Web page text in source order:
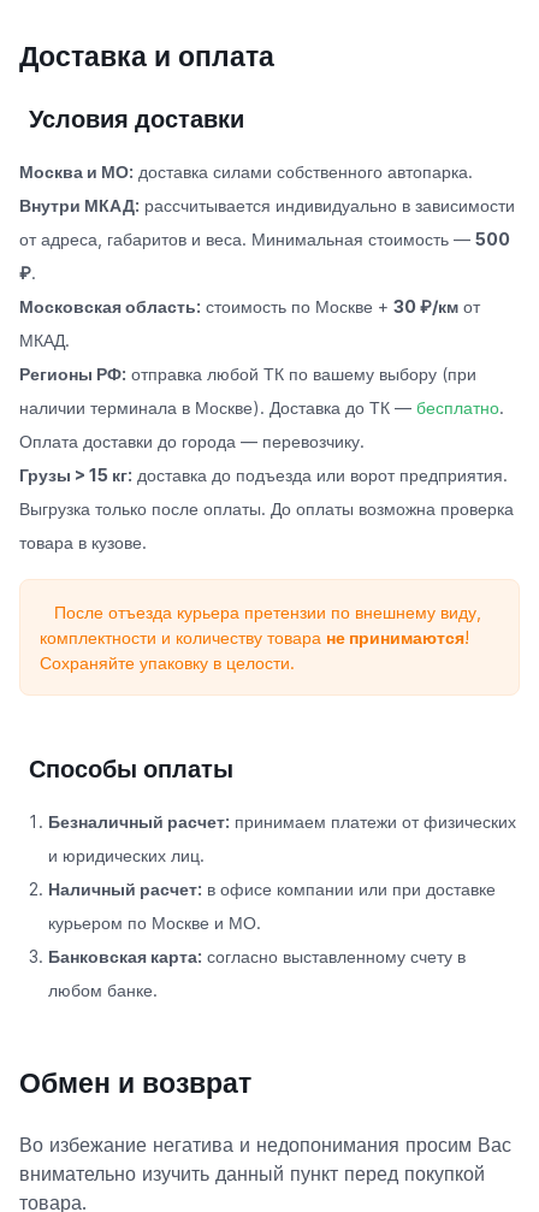
Доставка и оплата
Условия доставки
Москва и МО: доставка силами собственного автопарка.
Внутри МКАД: рассчитывается индивидуально в зависимости
от адреса, габаритов и веса. Минимальная стоимость — 500
₽.
Московская область: стоимость по Москве + 30 ₽/км от
МКАД.
Регионы РФ: отправка любой ТК по вашему выбору (при
наличии терминала в Москве). Доставка до ТК — бесплатно.
Оплата доставки до города — перевозчику.
Грузы > 15 кг: доставка до подъезда или ворот предприятия.
Выгрузка только после оплаты. До оплаты возможна проверка
товара в кузове.
После отъезда курьера претензии по внешнему виду,
комплектности и количеству товара не принимаются!
Сохраняйте упаковку в целости.
Способы оплаты
Безналичный расчет: принимаем платежи от физических
и юридических лиц.
Наличный расчет: в офисе компании или при доставке
курьером по Москве и МО.
Банковская карта: согласно выставленному счету в
любом банке.
Обмен и возврат
Во избежание негатива и недопонимания просим Вас
внимательно изучить данный пункт перед покупкой
товара.